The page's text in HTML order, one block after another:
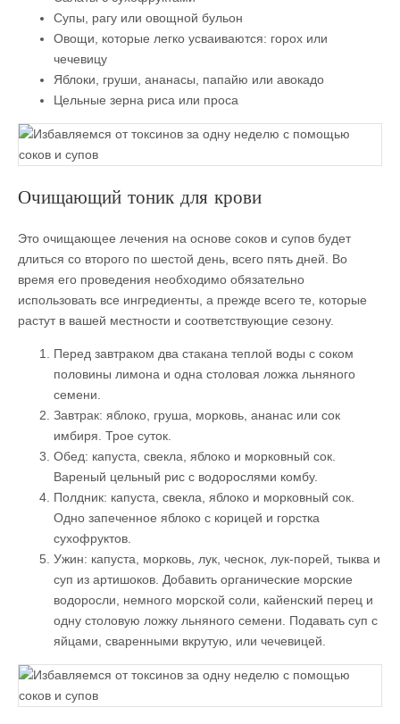
Супы, рагу или овощной бульон
Овощи, которые легко усваиваются: горох или
чечевицу
Яблоки, груши, ананасы, папайю или авокадо
Цельные зерна риса или проса
Очищающий тоник для крови
Это очищающее лечения на основе соков и супов будет
длиться со второго по шестой день, всего пять дней. Во
время его проведения необходимо обязательно
использовать все ингредиенты, а прежде всего те, которые
растут в вашей местности и соответствующие сезону.
Перед завтраком два стакана теплой воды с соком
половины лимона и одна столовая ложка льняного
семени.
Завтрак: яблоко, груша, морковь, ананас или сок
имбиря. Трое суток.
Обед: капуста, свекла, яблоко и морковный сок.
Вареный цельный рис с водорослями комбу.
Полдник: капуста, свекла, яблоко и морковный сок.
Одно запеченное яблоко с корицей и горстка
сухофруктов.
Ужин: капуста, морковь, лук, чеснок, лук-порей, тыква и
суп из артишоков. Добавить органические морские
водоросли, немного морской соли, кайенский перец и
одну столовую ложку льняного семени. Подавать суп с
яйцами, сваренными вкрутую, или чечевицей.